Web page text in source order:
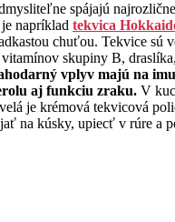
spájajú
napríklad tekvica
chuťou. Tekvice sú
skupiny B,
vplyv majú na
aj funkciu zraku. V
je krémová tekvicová
na kúsky, upiecť v rúre a